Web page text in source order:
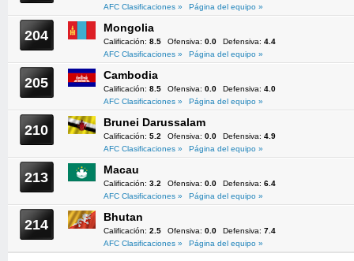
AFC Clasificaciones »
Página del equipo »
204 Mongolia
Calificación: 8.5 Ofensiva: 0.0 Defensiva: 4.4
AFC Clasificaciones »
Página del equipo »
205 Cambodia
Calificación: 8.5 Ofensiva: 0.0 Defensiva: 4.0
AFC Clasificaciones »
Página del equipo »
210 Brunei Darussalam
Calificación: 5.2 Ofensiva: 0.0 Defensiva: 4.9
AFC Clasificaciones »
Página del equipo »
213 Macau
Calificación: 3.2 Ofensiva: 0.0 Defensiva: 6.4
AFC Clasificaciones »
Página del equipo »
214 Bhutan
Calificación: 2.5 Ofensiva: 0.0 Defensiva: 7.4
AFC Clasificaciones »
Página del equipo »